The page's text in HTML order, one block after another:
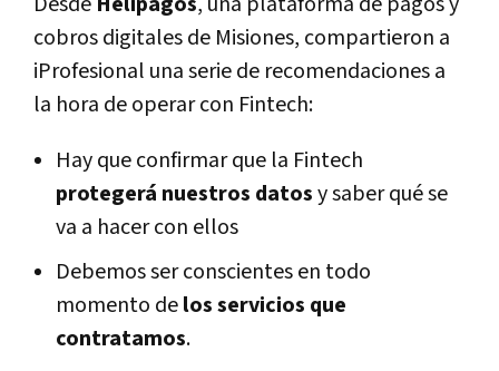
cobros digitales de Misiones, compartieron a
iProfesional una serie de recomendaciones a
la hora de operar con Fintech:
Hay que confirmar que la Fintech
protegerá nuestros datosy saber qué se
va a hacer con ellos
Debemos ser conscientes en todo
momento delos servicios que
contratamos.